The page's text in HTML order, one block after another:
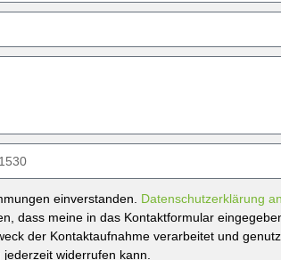
einverstanden. Datenschutzerklärung
dass meine in das Kontaktformular
der Kontaktaufnahme verarbeitet und
widerrufen kann.